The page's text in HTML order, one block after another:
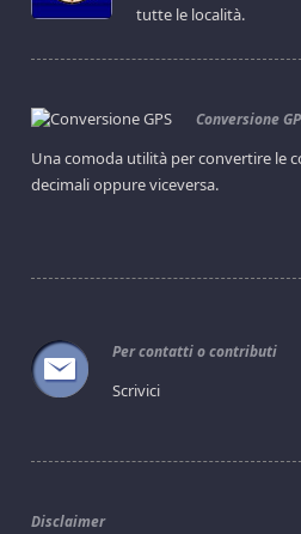
tutte le località.
Conversione
Una comoda utilità per convertire le
decimali oppure viceversa.
Per contatti o contributi
Scrivici
Disclaimer